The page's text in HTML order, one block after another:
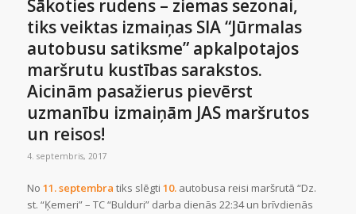
Sākoties rudens – ziemas sezonai,
tiks veiktas izmaiņas SIA “Jūrmalas
autobusu satiksme” apkalpotajos
maršrutu kustības sarakstos.
Aicinām pasažierus pievērst
uzmanību izmaiņām JAS maršrutos
un reisos!
4. septembris, 2017
No 11. septembra tiks slēgti 10.autobusa reisi maršrutā “Dz.
st. “Ķemeri” – TC “Bulduri” darba dienās 22:34 un brīvdienās